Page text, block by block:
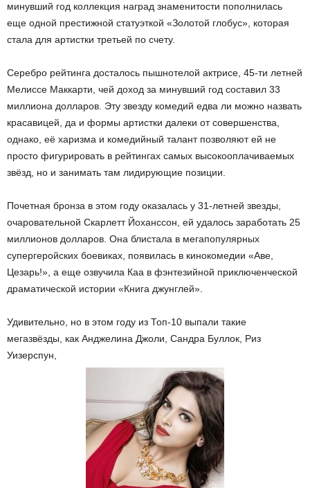
минувший год коллекция наград знаменитости пополнилась
еще одной престижной статуэткой «Золотой глобус», которая
стала для артистки третьей по счету.
Серебро рейтинга досталось пышнотелой актрисе, 45-ти летней
Мелиссе Маккарти, чей доход за минувший год составил 33
миллиона долларов. Эту звезду комедий едва ли можно назвать
красавицей, да и формы артистки далеки от совершенства,
однако, её харизма и комедийный талант позволяют ей не
просто фигурировать в рейтингах самых высокооплачиваемых
звёзд, но и занимать там лидирующие позиции.
Почетная бронза в этом году оказалась у 31-летней звезды,
очаровательной Скарлетт Йоханссон, ей удалось заработать 25
миллионов долларов. Она блистала в мегапопулярных
супергеройских боевиках, появилась в кинокомедии «Аве,
Цезарь!», а еще озвучила Каа в фэнтезийной приключенческой
драматической истории «Книга джунглей».
Удивительно, но в этом году из Топ-10 выпали такие
мегазвёзды, как Анджелина Джоли, Сандра Буллок, Риз
Уизерспун,